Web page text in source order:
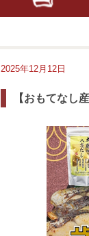
2025年12月12日
【おもてなし